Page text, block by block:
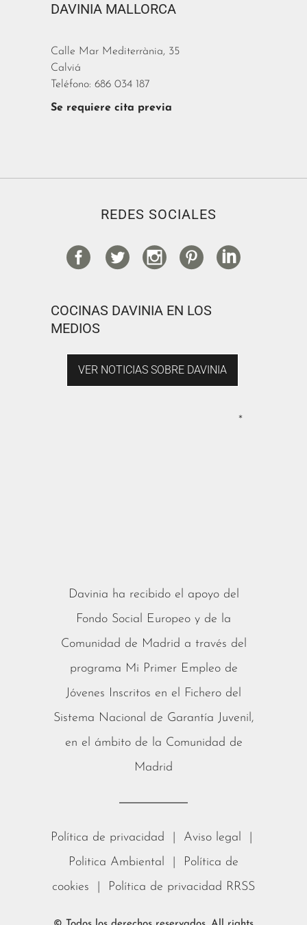
DAVINIA MALLORCA
Calle Mar Mediterrània, 35
Calviá
Teléfono: 686 034 187
Se requiere cita previa
REDES SOCIALES
COCINAS DAVINIA EN LOS
MEDIOS
VER NOTICIAS SOBRE DAVINIA
*
Davinia ha recibido el apoyo del
Fondo Social Europeo y de la
Comunidad de Madrid a través del
programa Mi Primer Empleo de
Jóvenes Inscritos en el Fichero del
Sistema Nacional de Garantía Juvenil,
en el ámbito de la Comunidad de
Madrid
Política de privacidad Aviso legal
Politica Ambiental
Política de
cookies
Política de privacidad RRSS